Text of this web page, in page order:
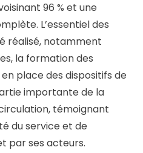
96 % et une
L’essentiel des
réalisé, notamment
la formation des
place des dispositifs de
importante de la
témoignant
du service et de
par ses acteurs.